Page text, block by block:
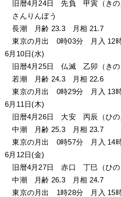
旧暦4月24日　先負　甲寅（きの
さんりんぼう
長潮　月齢 23.3　月相 21.7
東京の月出　0時03分　月入 12
6月10日(水)
旧暦4月25日　仏滅　乙卯（きの
若潮　月齢 24.3　月相 22.6
東京の月出　0時29分　月入 13
6月11日(木)
旧暦4月26日　大安　丙辰（ひの
中潮　月齢 25.3　月相 23.7
東京の月出　0時57分　月入 14
6月12日(金)
旧暦4月27日　赤口　丁巳（ひの
中潮　月齢 26.3　月相 24.7
東京の月出　1時28分　月入 15